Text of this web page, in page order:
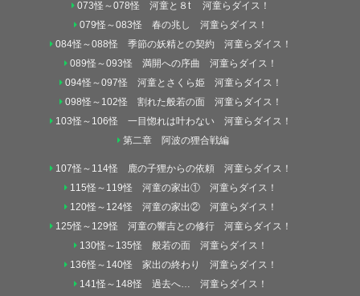
073怪～078怪 河童と８t 河童らダイス！
079怪～083怪 春の兆し 河童らダイス！
084怪～088怪 季節の妖精との契約 河童らダイス！
089怪～093怪 満開への序曲 河童らダイス！
094怪～097怪 河童とさくら姫 河童らダイス！
098怪～102怪 割れた般若の面 河童らダイス！
103怪～106怪 一目惚れは叶わない 河童らダイス！
第二章 阿波の狸合戦編
107怪～114怪 鹿の子狸からの依頼 河童らダイス！
115怪～119怪 河童の家出① 河童らダイス！
120怪～124怪 河童の家出② 河童らダイス！
125怪～129怪 河童の響吉との修行 河童らダイス！
130怪～135怪 般若の面 河童らダイス！
136怪～140怪 家出の終わり 河童らダイス！
141怪～148怪 過去へ… 河童らダイス！